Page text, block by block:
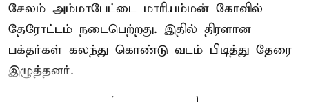
சேலம் அம்மாபேட்டை மாரியம்மன் கோவில்
தேரோட்டம் நடைபெற்றது. இதில் திரளான
பக்தர்கள் கலந்து கொண்டு வடம் பிடித்து தேரை
இழுத்தனர்.